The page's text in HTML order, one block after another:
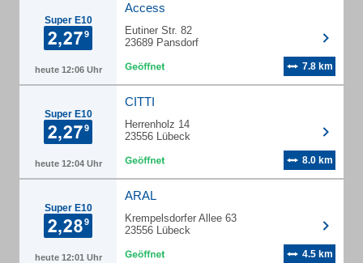
Super E10
heute 12:06 Uhr
Access
Eutiner Str. 82
23689 Pansdorf
7.8 km
Super E10
heute 12:04 Uhr
CITTI
Herrenholz 14
23556 Lübeck
8.0 km
Super E10
heute 12:01 Uhr
ARAL
Krempelsdorfer Allee 63
23556 Lübeck
4.5 km